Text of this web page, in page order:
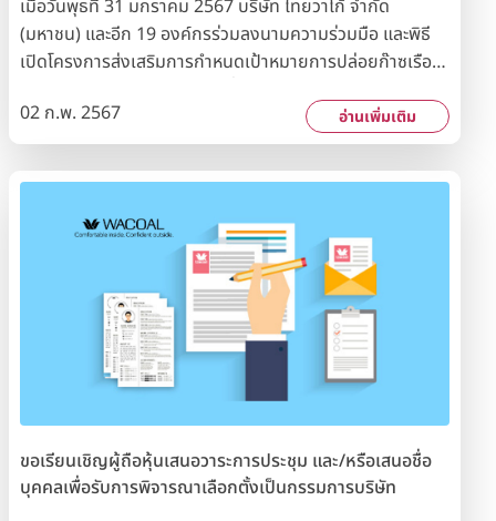
GHG Emission ด้วยวิธีกำหนดเป้าหมายทางวิทยาศาสตร์
(Science Based Target: SBT)
เมื่อวันพุธที่ 31 มกราคม 2567 บริษัท ไทยวาโก้ จำกัด
(มหาชน) และอีก 19 องค์กรร่วมลงนามความร่วมมือ และพิธี
เปิดโครงการส่งเสริมการกำหนดเป้าหมายการปล่อยก๊าซเรือน
GHG Emission ด้วยวิธีกำหนดเป้าหมายทางวิทยาศาสตร์
(Science Based Target: SBT) จัดโดย องค์การบริหาร
จัดการก๊าซเรือนกระจก (องค์การมหาชน) (อบก.) ร่วมกับ ศูนย์
วิศวกรรมเคมี คณะวิศวกรรมศาสตร์มหาวิทยาลัยธรรมศาสตร์
ภายใต้ความร่วมมือในครั้งนี้ ทางบริษัทฯ จะได้รับการส่งเสริม
และสนับสนุนทางเทคนิค ได้รับคำปรึกษาด้านการตั้งเป้าหมาย
ทางวิทยาศาสตร์ (SBT) และฝึกอบรมเกี่ยวกับเรื่องการ
รายงาน การคำนวณ ปริมาณการปล่อยก๊าซเรือนกระจกของ
องค์กร รวมทั้งแนวทางดำเนินงาน/เทคโนโลยีที่จะนำมาใช้ เพื่อ
ให้บรรลุเป้าหมาย Net Zero Pathway และ Net Zero GHG
Emission
02 ก.พ. 2567 อ่านเพิ่มเติม
ขอเรียนเชิญผู้ถือหุ้นเสนอวาระการประชุม และ/หรือเสนอชื่อ
บุคคลเพื่อรับการพิจารณาเลือกตั้งเป็นกรรมการบริษัท